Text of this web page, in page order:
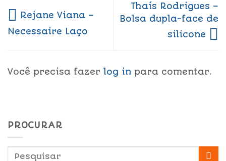
Rejane Viana –
Necessaire Laço
Thaís Rodrigues –
Bolsa dupla-face de
silicone
Você precisa fazer log in para comentar.
PROCURAR